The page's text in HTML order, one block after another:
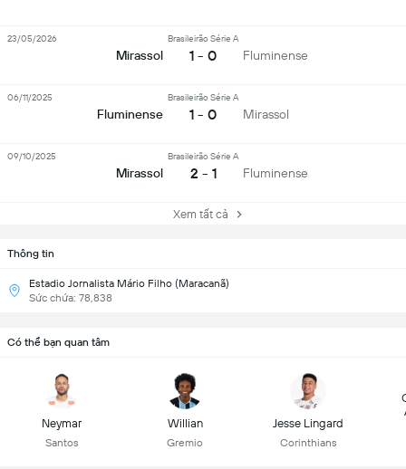
Thông tin
Estadio Jornalista Mário Filho (Maracanã)
Sức chứa: 78,838
Mirassol
Brasileirão Série A
1 - 0 Fluminense
23/05/2026
Fluminense
Brasileirão Série A
1 - 0 Mirassol
06/11/2025
Mirassol
Brasileirão Série A
2 - 1 Fluminense
09/10/2025
Xem tất cả
Có thể bạn quan tâm
Neymar
Santos
Willian
Gremio
Jesse Lingard
Corinthians